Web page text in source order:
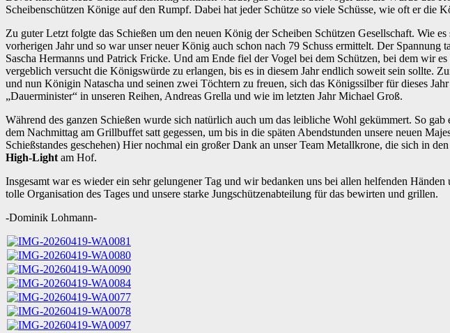
Scheibenschützen Könige auf den Rumpf. Dabei hat jeder Schütze so viele Schüsse, wie oft er
Zu guter Letzt folgte das Schießen um den neuen König der Scheiben Schützen Gesellschaft. Wie
vorherigen Jahr und so war unser neuer König auch schon nach 79 Schuss ermittelt. Der
Sascha Hermanns und Patrick Fricke. Und am Ende fiel der Vogel bei dem Schützen, bei dem wir
vergeblich versucht die Königswürde zu erlangen, bis es in diesem Jahr endlich soweit sein sollte.
und nun Königin Natascha und seinen zwei Töchtern zu freuen, sich das Königssilber für dieses
„Dauerminister“ in unseren Reihen, Andreas Grella und wie im letzten Jahr Michael Groß.
Während des ganzen Schießen wurde sich natürlich auch um das leibliche Wohl gekümmert. So
dem Nachmittag am Grillbuffet satt gegessen, um bis in die späten Abendstunden unsere neuen
Schießstandes geschehen) Hier nochmal ein großer Dank an unser Team Metallkrone, die sich in
High-Light am Hof.
Insgesamt war es wieder ein sehr gelungener Tag und wir bedanken uns bei allen helfenden
tolle Organisation des Tages und unsere starke Jungschützenabteilung für das bewirten und grillen.
-Dominik Lohmann-